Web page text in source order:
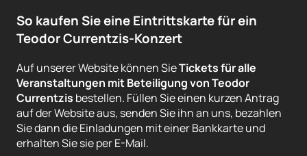
So kaufen Sie eine Eintrittskarte für ein
Teodor Currentzis-Konzert
Auf unserer Website können SieTickets für alle
Veranstaltungen mit Beteiligung von Teodor
Currentzis bestellen. Füllen Sie einen kurzen Antrag
auf der Website aus, senden Sie ihn an uns, bezahlen
Sie dann die Einladungen mit einer Bankkarte und
erhalten Sie sie per E-Mail.